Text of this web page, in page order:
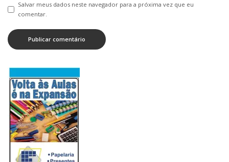
Salvar meus dados neste navegador para a próxima vez que eu
comentar.